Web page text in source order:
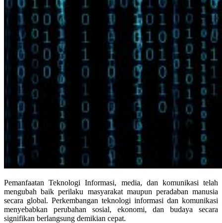
Pemanfaatan Teknologi Informasi, media, dan komunikasi telah
mengubah baik perilaku masyarakat maupun peradaban manusia
secara global. Perkembangan teknologi informasi dan komunikasi
menyebabkan perubahan sosial, ekonomi, dan budaya secara
signifikan berlangsung demikian cepat.